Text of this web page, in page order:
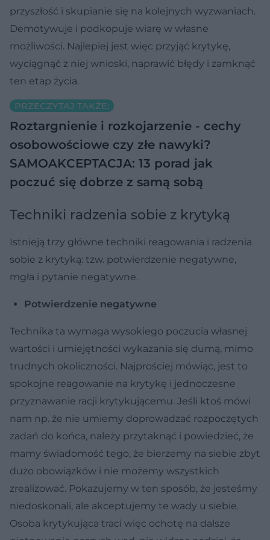
przyszłość i skupianie się na kolejnych wyzwaniach.
Demotywuje i podkopuje wiarę w własne
możliwości. Najlepiej jest więc przyjąć krytykę,
wyciągnąć z niej wnioski, naprawić błędy i zamknąć
ten etap życia.
PRZECZYTAJ TAKŻE:
Roztargnienie i rozkojarzenie - cechy
osobowościowe czy złe nawyki?
SAMOAKCEPTACJA: 13 porad jak
poczuć się dobrze z samą sobą
Techniki radzenia sobie z krytyką
Istnieją trzy główne techniki reagowania i radzenia
sobie z krytyką: tzw. potwierdzenie negatywne,
mgła i pytanie negatywne.
Potwierdzenie negatywne
Technika ta wymaga wysokiego poczucia własnej
wartości i umiejętności wykazania się dumą, mimo
trudnych okoliczności. Najprościej mówiąc, jest to
spokojne reagowanie na krytykę i jednoczesne
przyznawanie racji krytykującemu. Jeśli ktoś mówi
nam np. że nie umiemy doprowadzać rozpoczętych
zadań do końca, należy przytaknąć i powiedzieć, że
mamy świadomość tego, że bierzemy na siebie zbyt
dużo obowiązków i nie możemy wszystkich
zrealizować. Pokazujemy w ten sposób, że jesteśmy
niedoskonali, ale akceptujemy te wady u siebie.
Osoba krytykująca traci więc ochotę na dalsze